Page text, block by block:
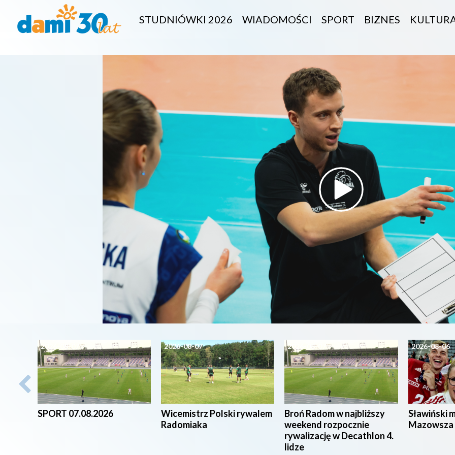
STUDNIÓWKI 2026 WIADOMOŚCI SPORT BIZNES
2026-08-07
SPORT 07.08.2026
2026-08-07
Wicemistrz Polski rywalem
Radomiaka
2026-08-07
Broń Radom w najbliższy
weekend rozpocznie
rywalizację w Decathlon 4.
lidze
2026-08-06
Sławiński
Mazowsza